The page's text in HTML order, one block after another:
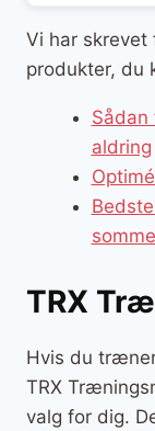
Vi har skrevet
produkter, du
aldring
TRX
Hvis du
TRX
valg for dig.